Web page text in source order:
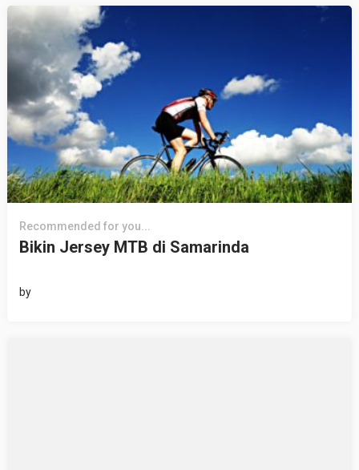
Recommended for you...
Bikin Jersey MTB di Samarinda
by